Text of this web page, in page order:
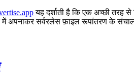
यह दर्शाती है कि एक अच्छी तरह
अपनाकर सर्वरलेस फ़ाइल रूपांतरण के